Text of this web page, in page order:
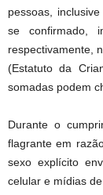
pessoas,
se confirmado,
respectivamente,
(Estatuto da
somadas podem
Durante o
flagrante em
sexo explícito
celular e mídias